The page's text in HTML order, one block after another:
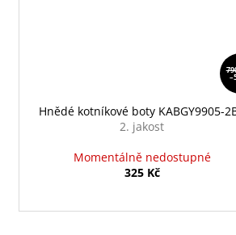
Hnědé kotníkové boty KABGY9905-
2. jakost
Momentálně nedostupné
325 Kč